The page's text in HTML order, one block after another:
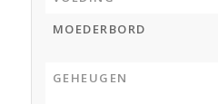
MOEDERBORD
GEHEUGEN